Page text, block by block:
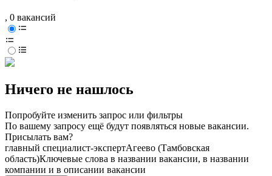
, 0 вакансий
Ничего не нашлось
Попробуйте изменить запрос или фильтры
По вашему запросу ещё будут появляться новые вакансии.
Присылать вам?
главный специалист-экспертАгеево (Тамбовская
область)Ключевые слова в названии вакансии, в названии
компании и в описании вакансии